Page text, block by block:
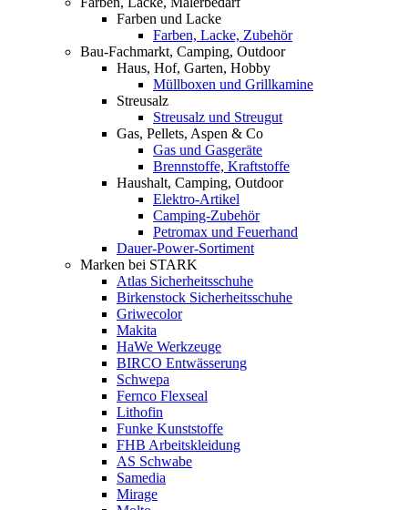
Farben und Lacke
Farben, Lacke, Zubehör
Bau-Fachmarkt, Camping, Outdoor
Haus, Hof, Garten, Hobby
Müllboxen und Grillkamine
Streusalz
Streusalz und Streugut
Gas, Pellets, Aspen & Co
Gas und Gasgeräte
Brennstoffe, Kraftstoffe
Haushalt, Camping, Outdoor
Elektro-Artikel
Camping-Zubehör
Petromax und Feuerhand
Dauer-Power-Sortiment
Marken bei STARK
Atlas Sicherheitsschuhe
Birkenstock Sicherheitsschuhe
Griwecolor
Makita
HaWe Werkzeuge
BIRCO Entwässerung
Schwepa
Fernco Flexseal
Lithofin
Funke Kunststoffe
FHB Arbeitskleidung
AS Schwabe
Samedia
Mirage